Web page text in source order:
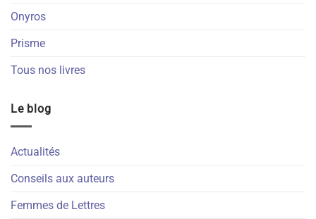
Onyros
Prisme
Tous nos livres
Le blog
Actualités
Conseils aux auteurs
Femmes de Lettres